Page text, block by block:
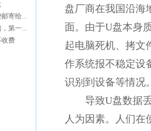
寄给...
第一...
收费
盘厂商在我国沿海
面。由于U盘本身
起电脑死机、拷文
作系统报不稳定设
识别到设备等情况
导致U盘数据丢
人为因素。人们在